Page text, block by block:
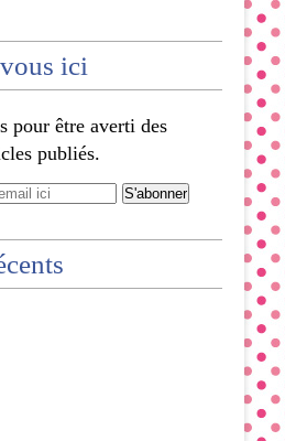
ici
pour être averti des
publiés.